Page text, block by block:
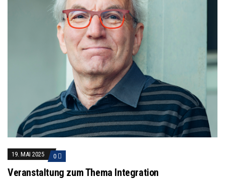
19. MAI 2025 0
Veranstaltung zum Thema Integration